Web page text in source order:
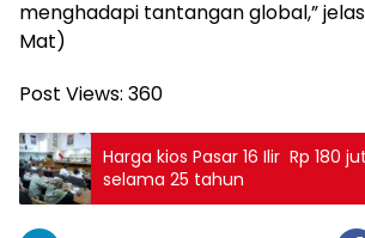
menghadapi tantangan global,”
Mat)
Post Views: 360
Harga kios Pasar 16 Ilir Rp 180
selama 25 tahun